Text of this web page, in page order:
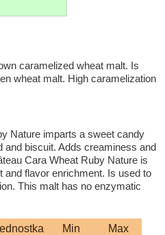
caramelized wheat malt. Is
wheat malt. High caramelization
Nature imparts a sweet candy
and biscuit. Adds creaminess and
Cara Wheat Ruby Nature is
and flavor enrichment. Is used to
This malt has no enzymatic
Min Max